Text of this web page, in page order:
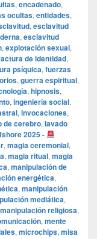
, encadenado,
ocultas, entidades,
, esclavitud
, esclavitud
, explotación sexual,
de identidad,
psíquica, fuerzas
, guerra espiritual,
, hipnosis,
, ingeniería social,
, invocaciones,
de cerebro, lavado
2025 -
, magia ceremonial,
, magia ritual, magia
, manipulación de
energética,
, manipulación
mediática,
manipulación religiosa,
, mente
, microchips, misa